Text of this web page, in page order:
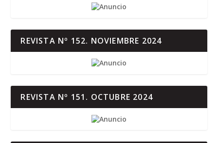
REVISTA Nº 152. NOVIEMBRE 2024
REVISTA Nº 151. OCTUBRE 2024